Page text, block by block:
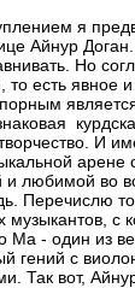
я
Айнур Доган.
Но
то есть явное
И
арене
и любимой во
Перечислю
музыкантов, с
Ма - один из
гений с
Так вот,